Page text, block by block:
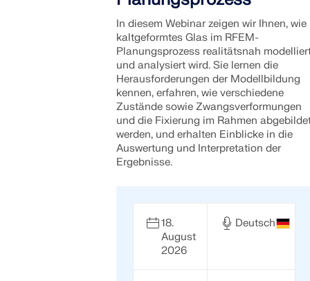
In diesem Webinar zeigen wir Ihnen, wie
kaltgeformtes Glas im RFEM-
Planungsprozess realitätsnah
und analysiert wird. Sie lernen die
Herausforderungen der Modellbildung
kennen, erfahren, wie verschiedene
Zustände sowie Zwangsverformungen
und die Fixierung im Rahmen
werden, und erhalten Einblicke in die
Auswertung und Interpretation der
Ergebnisse.
18.
August
2026
Deutsch